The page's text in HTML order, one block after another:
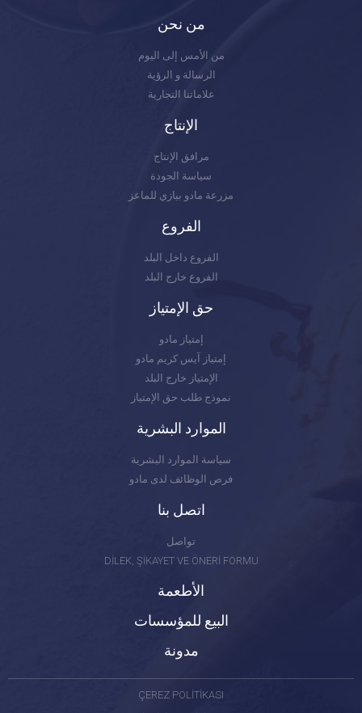
من نحن
من الأمس إلى اليوم
الرسالة و الرؤية
علاماتنا التجارية
الإنتاج
مرافق الإنتاج
سياسة الجودة
مزرعة مادو بيازي للماعز
الفروع
الفروع داخل البلد
الفروع خارج البلد
حق الإمتياز
إمتياز مادو
إمتياز آيس كريم مادو
الإمتياز خارج البلد
نموذج طلب حق الإمتياز
الموارد البشرية
سياسة الموارد البشرية
فرص الوظائف لدى مادو
اتصل بنا
تواصل
DİLEK, ŞİKAYET VE ÖNERİ FORMU
الأطعمة
البيع للمؤسسات
مدونة
ÇEREZ POLİTİKASI